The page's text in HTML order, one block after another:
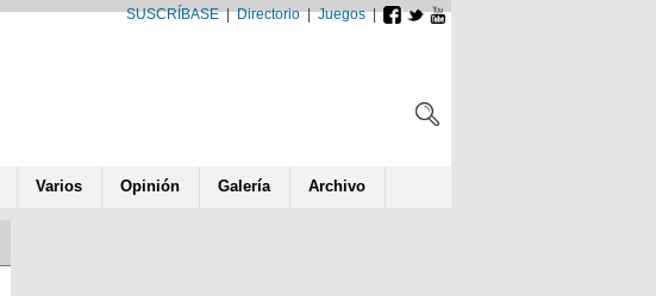
SUSCRÍBASE|Directorio|Juegos|
Varios Opinión Galería Archivo